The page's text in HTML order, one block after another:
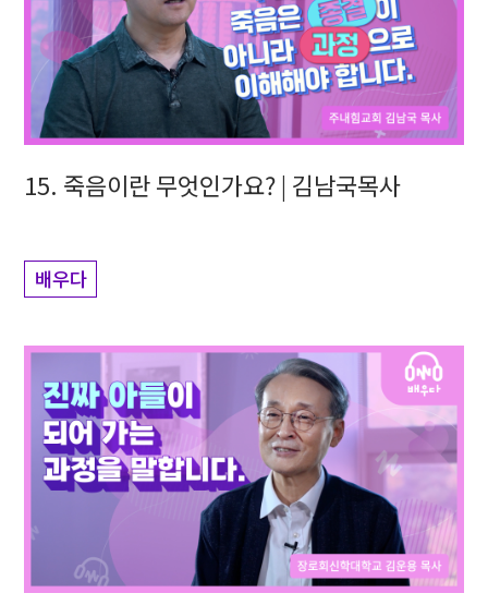
15. 죽음이란 무엇인가요? | 김남국목사
배우다